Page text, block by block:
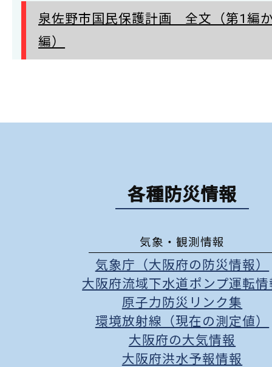
泉佐野市国民保護計画 全文（第1編
編）
各種防災情報
気象・観測情報
気象庁（大阪府の防災情報）
大阪府流域下水道ポンプ運転情
原子力防災リンク集
環境放射線（現在の測定値）
大阪府の大気情報
大阪府洪水予報情報